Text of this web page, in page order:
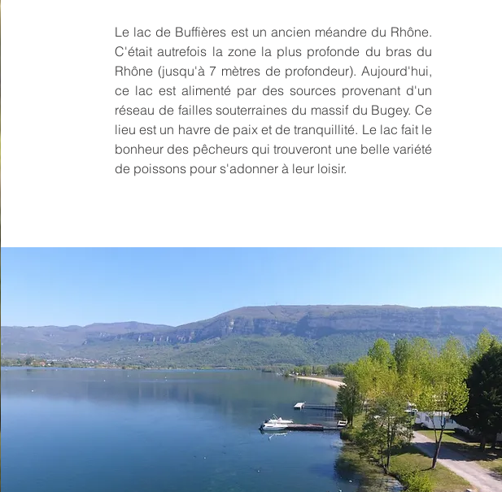
Le lac de Buffières est un ancien méandre du Rhône.
C'était autrefois la zone la plus profonde du bras du
Rhône (jusqu'à 7 mètres de profondeur). Aujourd'hui,
ce lac est alimenté par des sources provenant d'un
réseau de failles souterraines du massif du Bugey. Ce
lieu est un havre de paix et de tranquillité. Le lac fait le
bonheur des pêcheurs qui trouveront une belle variété
de poissons pour s'adonner à leur loisir.